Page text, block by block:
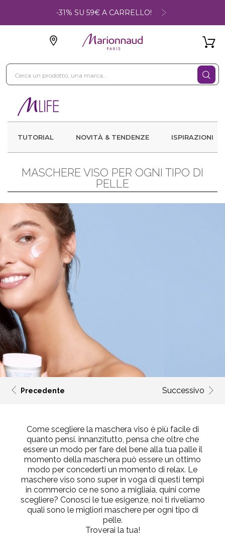
-31% SU 59€ A CARRELLO!
TUTORIAL NOVITÀ & TENDENZE ISPIRAZIONI
MASCHERE VISO PER OGNI TIPO DI
PELLE
Precedente Successivo
Come scegliere la maschera viso è più facile di
quanto pensi. innanzitutto, pensa che oltre che
essere un modo per fare del bene alla tua palle il
momento della maschera può essere un ottimo
modo per concederti un momento di relax. Le
maschere viso sono super in voga di questi tempi
in commercio ce ne sono a migliaia, quini come
scegliere? Conosci le tue esigenze, noi ti riveliamo
quali sono le migliori maschere per ogni tipo di
pelle.
Troverai la tua!